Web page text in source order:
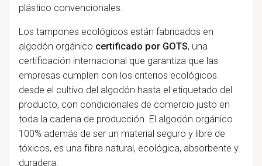
plástico convencionales.
Los tampones ecológicos están fabricados en
algodón orgánico certificado por GOTS, una
certificación internacional que garantiza que las
empresas cumplen con los criterios ecológicos
desde el cultivo del algodón hasta el etiquetado del
producto, con condicionales de comercio justo en
toda la cadena de producción. El algodón orgánico
100% además de ser un material seguro y libre de
tóxicos, es una fibra natural, ecológica, absorbente y
duradera.